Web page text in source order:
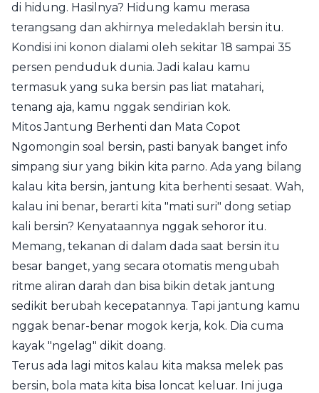
di hidung. Hasilnya? Hidung kamu merasa
terangsang dan akhirnya meledaklah bersin itu.
Kondisi ini konon dialami oleh sekitar 18 sampai 35
persen penduduk dunia. Jadi kalau kamu
termasuk yang suka bersin pas liat matahari,
tenang aja, kamu nggak sendirian kok.
Mitos Jantung Berhenti dan Mata Copot
Ngomongin soal bersin, pasti banyak banget info
simpang siur yang bikin kita parno. Ada yang bilang
kalau kita bersin, jantung kita berhenti sesaat. Wah,
kalau ini benar, berarti kita "mati suri" dong setiap
kali bersin? Kenyataannya nggak sehoror itu.
Memang, tekanan di dalam dada saat bersin itu
besar banget, yang secara otomatis mengubah
ritme aliran darah dan bisa bikin detak jantung
sedikit berubah kecepatannya. Tapi jantung kamu
nggak benar-benar mogok kerja, kok. Dia cuma
kayak "ngelag" dikit doang.
Terus ada lagi mitos kalau kita maksa melek pas
bersin, bola mata kita bisa loncat keluar. Ini juga